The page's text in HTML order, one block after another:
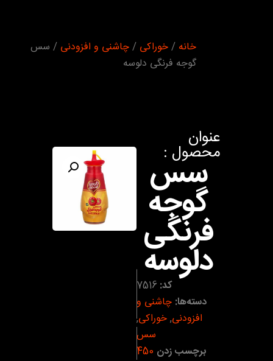
خانه /خوراکی /چاشنی و افزودنی / سس
گوجه فرنگی دلوسه
عنوان
محصول :
سس
گوجه
فرنگی
دلوسه
کد: 7516
دسته‌ها: چاشنی و
افزودنی,خوراکی,
سس
برچسب زدن 450